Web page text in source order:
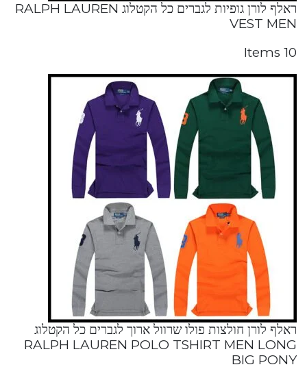
ראלף לורן גופיות לגברים כל הקטלוג RALPH LAUREN
VEST MEN
10 Items
ראלף לורן חולצות פולו שרוול ארוך לגברים כל הקטלוג
RALPH LAUREN POLO TSHIRT MEN LONG
BIG PONY